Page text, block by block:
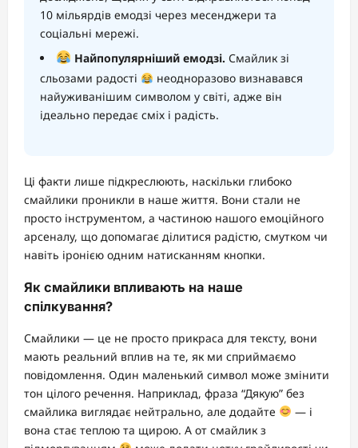
10 мільярдів емодзі через месенджери та
соціальні мережі.
Найпопулярніший емодзі. Смайлик зі
сльозами радості
неодноразово визнавався
найуживанішим символом у світі, адже він
ідеально передає сміх і радість.
Ці факти лише підкреслюють, наскільки глибоко
смайлики проникли в наше життя. Вони стали не
просто інструментом, а частиною нашого емоційного
арсеналу, що допомагає ділитися радістю, смутком чи
навіть іронією одним натисканням кнопки.
Як смайлики впливають на наше
спілкування?
Смайлики — це не просто прикраса для тексту, вони
мають реальний вплив на те, як ми сприймаємо
повідомлення. Один маленький символ може змінити
тон цілого речення. Наприклад, фраза “Дякую” без
смайлика виглядає нейтрально, але додайте
— і
вона стає теплою та щирою. А от смайлик з